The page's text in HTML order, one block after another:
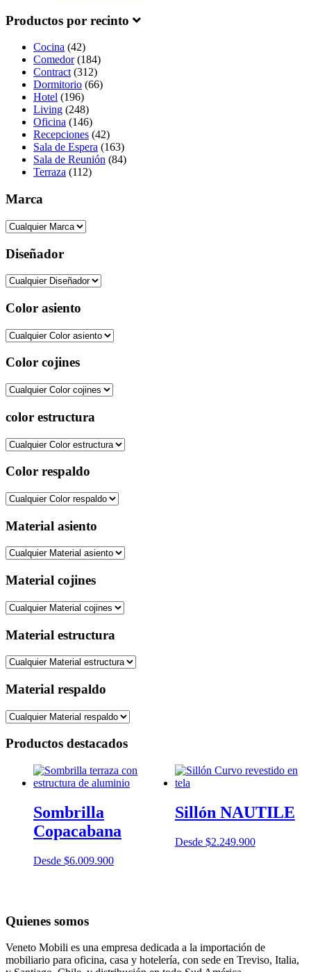
Productos por recinto
Cocina (42)
Comedor(184)
Contract (312)
Dormitorio (66)
Hotel (196)
Living (248)
Oficina (146)
Recepciones (42)
Sala de Espera (163)
Sala de Reunión (84)
Terraza (112)
Marca
Diseñador
Color asiento
Color cojines
color estructura
Color respaldo
Material asiento
Material cojines
Material estructura
Material respaldo
Productos destacados
Sombrilla
Copacabana
Desde $6.009.900
Sillón NAUTILE
Desde $2.249.900
Quienes somos
Veneto Mobili es una empresa dedicada a la importación de
mobiliario para oficina, casa y hotelería, con sede en Treviso, Italia,